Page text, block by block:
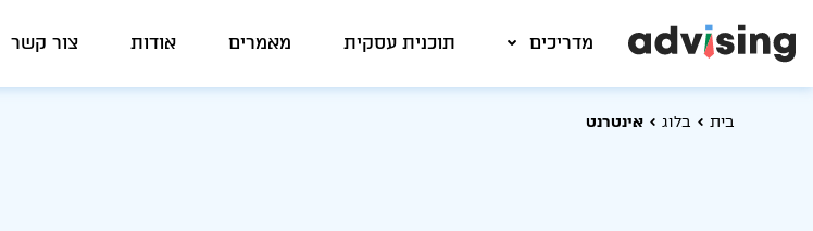
מדריכים תוכנית עסקית מאמרים אודות צור קשר
בית בלוג אינטרנט